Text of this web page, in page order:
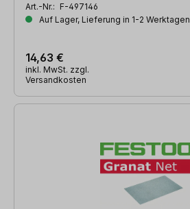
Art.-Nr.: F-497146
Auf Lager, Lieferung in 1-2 Werktagen
14,63 €
inkl. MwSt. zzgl.
Versandkosten